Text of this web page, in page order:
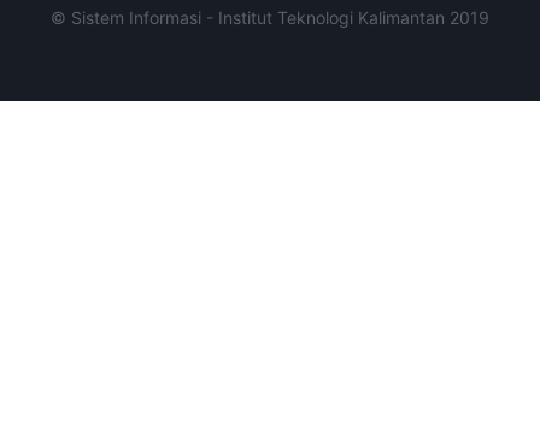
© Sistem Informasi - Institut Teknologi Kalimantan 2019